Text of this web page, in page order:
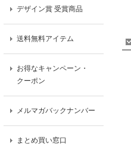
デザイン賞 受賞商品
送料無料アイテム
お得なキャンペーン・
クーポン
メルマガバックナンバー
まとめ買い窓口